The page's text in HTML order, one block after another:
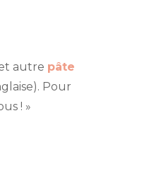
autre pâte
Pour
! »